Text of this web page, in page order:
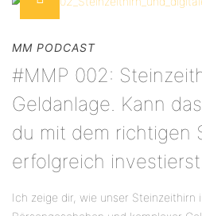
MM PODCAST
#MMP 002:
Geldanlage. Kann
du mit dem richtigen
erfolgreich
Ich zeige dir, wie unser Steinzeithirn